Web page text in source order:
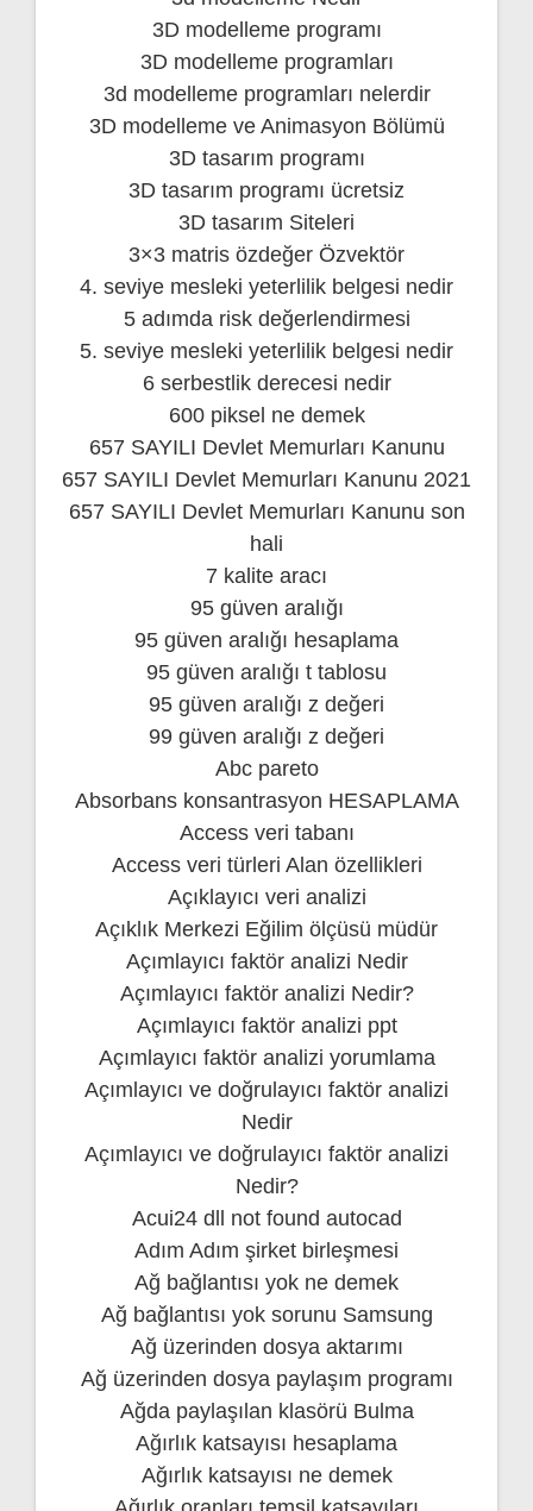
3D modelleme programı
3D modelleme programları
3d modelleme programları nelerdir
3D modelleme ve Animasyon Bölümü
3D tasarım programı
3D tasarım programı ücretsiz
3D tasarım Siteleri
3×3 matris özdeğer Özvektör
4. seviye mesleki yeterlilik belgesi nedir
5 adımda risk değerlendirmesi
5. seviye mesleki yeterlilik belgesi nedir
6 serbestlik derecesi nedir
600 piksel ne demek
657 SAYILI Devlet Memurları Kanunu
657 SAYILI Devlet Memurları Kanunu 2021
657 SAYILI Devlet Memurları Kanunu son
hali
7 kalite aracı
95 güven aralığı
95 güven aralığı hesaplama
95 güven aralığı t tablosu
95 güven aralığı z değeri
99 güven aralığı z değeri
Abc pareto
Absorbans konsantrasyon HESAPLAMA
Access veri tabanı
Access veri türleri Alan özellikleri
Açıklayıcı veri analizi
Açıklık Merkezi Eğilim ölçüsü müdür
Açımlayıcı faktör analizi Nedir
Açımlayıcı faktör analizi Nedir?
Açımlayıcı faktör analizi ppt
Açımlayıcı faktör analizi yorumlama
Açımlayıcı ve doğrulayıcı faktör analizi
Nedir
Açımlayıcı ve doğrulayıcı faktör analizi
Nedir?
Acui24 dll not found autocad
Adım Adım şirket birleşmesi
Ağ bağlantısı yok ne demek
Ağ bağlantısı yok sorunu Samsung
Ağ üzerinden dosya aktarımı
Ağ üzerinden dosya paylaşım programı
Ağda paylaşılan klasörü Bulma
Ağırlık katsayısı hesaplama
Ağırlık katsayısı ne demek